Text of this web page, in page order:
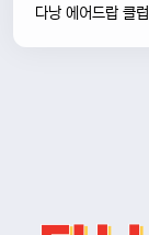
다낭 에어드랍 클